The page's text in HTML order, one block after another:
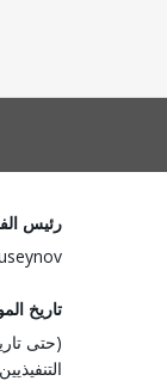
رئيس
تاريخ
(حتى